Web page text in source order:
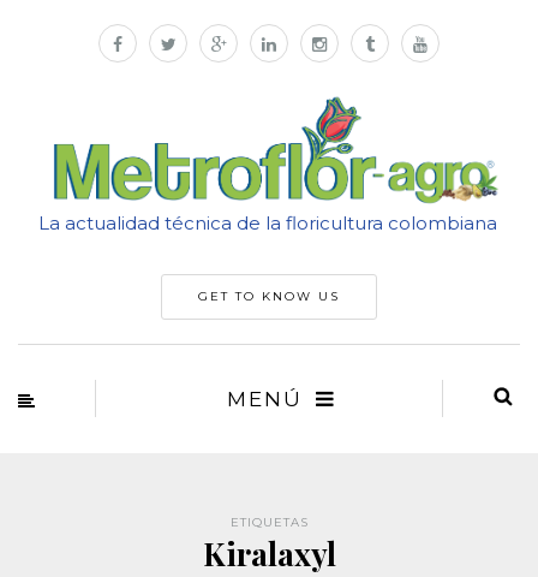
La actualidad técnica de la floricultura colombiana
GET TO KNOW US
MENÚ
ETIQUETAS
Kiralaxyl